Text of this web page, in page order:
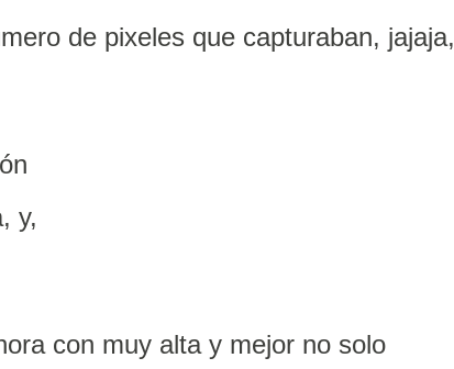
de pixeles que capturaban, jajaja,
y,
con muy alta y mejor no solo